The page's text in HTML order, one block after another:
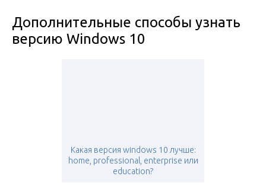
Дополнительные способы узнать
версию Windows 10
Какая версия windows 10 лучше:
home, professional, enterprise или
education?